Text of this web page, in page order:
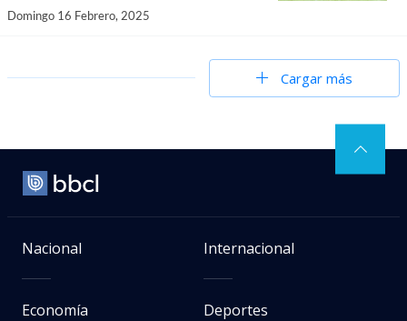
Domingo 16 Febrero, 2025
Cargar más
Nacional Internacional
Economía Deportes